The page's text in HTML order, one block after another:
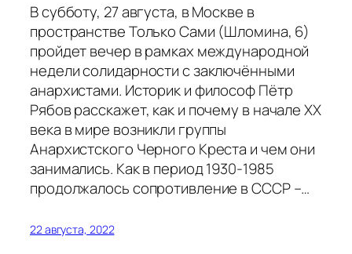
В субботу, 27 августа, в Москве в
пространстве Только Сами (Шломина, 6)
пройдет вечер в рамках международной
недели солидарности с заключёнными
анархистами. Историк и философ Пётр
Рябов расскажет, как и почему в начале XX
века в мире возникли группы
Анархистского Черного Креста и чем они
занимались. Как в период 1930-1985
продолжалось сопротивление в СССР –…
22 августа, 2022